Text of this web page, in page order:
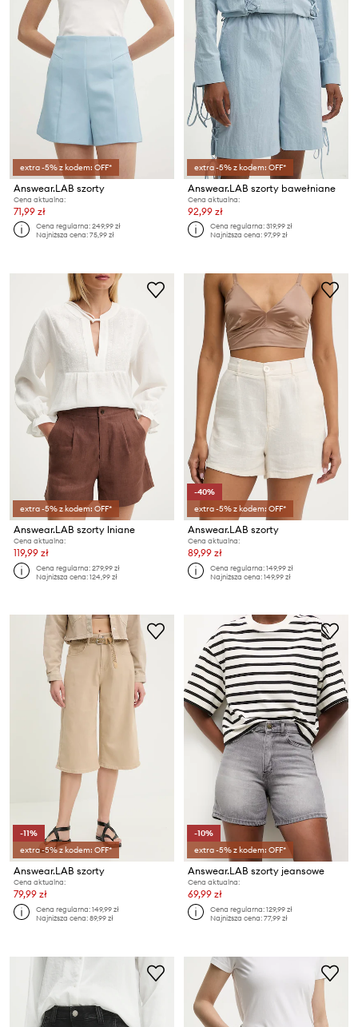
extra -5% z kodem: OFF*
Answear.LAB szorty
Cena aktualna:
71,99 zł
Cena regularna:249,99 zł
Najniższa cena:75,99 zł
extra -5% z kodem: OFF*
Answear.LAB szorty bawełniane
Cena aktualna:
92,99 zł
Cena regularna:319,99 zł
Najniższa cena:97,99 zł
extra -5% z kodem: OFF*
Answear.LAB szorty lniane
Cena aktualna:
119,99 zł
Cena regularna:279,99 zł
Najniższa cena:124,99 zł
-40%
extra -5% z kodem: OFF*
Answear.LAB szorty
Cena aktualna:
89,99 zł
Cena regularna:149,99 zł
Najniższa cena:149,99 zł
-11%
extra -5% z kodem: OFF*
Answear.LAB szorty
Cena aktualna:
79,99 zł
Cena regularna:149,99 zł
Najniższa cena:89,99 zł
-10%
extra -5% z kodem: OFF*
Answear.LAB szorty jeansowe
Cena aktualna:
69,99 zł
Cena regularna:129,99 zł
Najniższa cena:77,99 zł